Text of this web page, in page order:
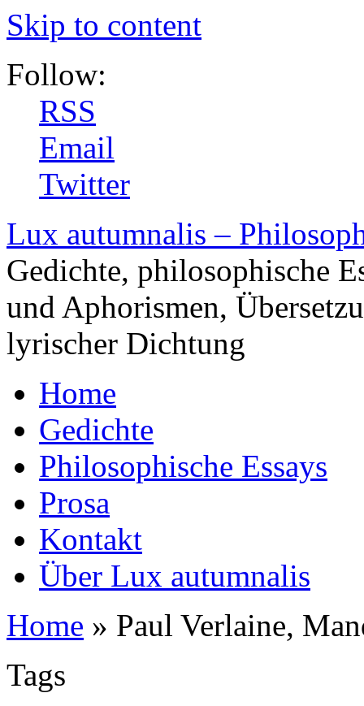
Skip to content
Follow:
RSS
Email
Twitter
Lux autumnalis –
Gedichte, philosophische
und Aphorismen,
lyrischer Dichtung
Home
Gedichte
Philosophische Essays
Prosa
Kontakt
Über Lux autumnalis
Home » Paul Verlaine,
Tags